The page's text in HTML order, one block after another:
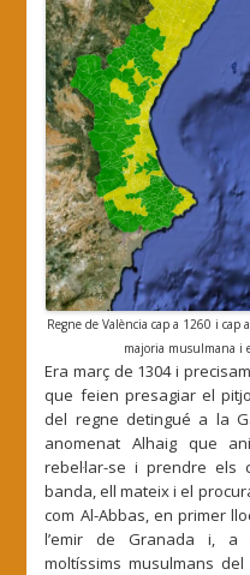
Regne de València cap a 1260 i
majoria musulmana i
Era març de 1304 i
que feien presagiar el
del regne detingué a la
anomenat Alhaig que
rebel·lar-se i prendre els
banda, ell mateix i el
com Al-Abbas, en primer
l’emir de Granada i, a
moltíssims musulmans